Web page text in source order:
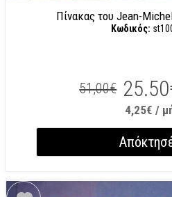
Πίνακας του Jean-
Κωδικός:
51,00€
4,25€ /